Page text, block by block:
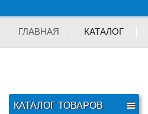
ГЛАВНАЯ КАТАЛОГ
КАТАЛОГ ТОВАРОВ